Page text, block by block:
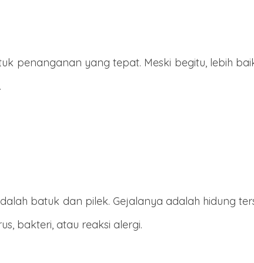
penanganan yang tepat. Meski begitu, lebih
batuk dan pilek. Gejalanya adalah hidung
bakteri, atau reaksi alergi.